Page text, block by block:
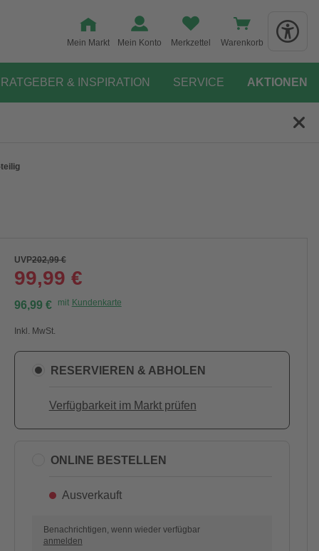
Mein Markt Mein Konto Merkzettel Warenkorb
RATGEBER & INSPIRATION SERVICE AKTIONEN
UVP202,99 €
99,99 €
96,99 € mit Kundenkarte
Inkl. MwSt.
RESERVIEREN & ABHOLEN
Verfügbarkeit im Markt prüfen
ONLINE BESTELLEN
Ausverkauft
Benachrichtigen, wenn wieder verfügbar
anmelden